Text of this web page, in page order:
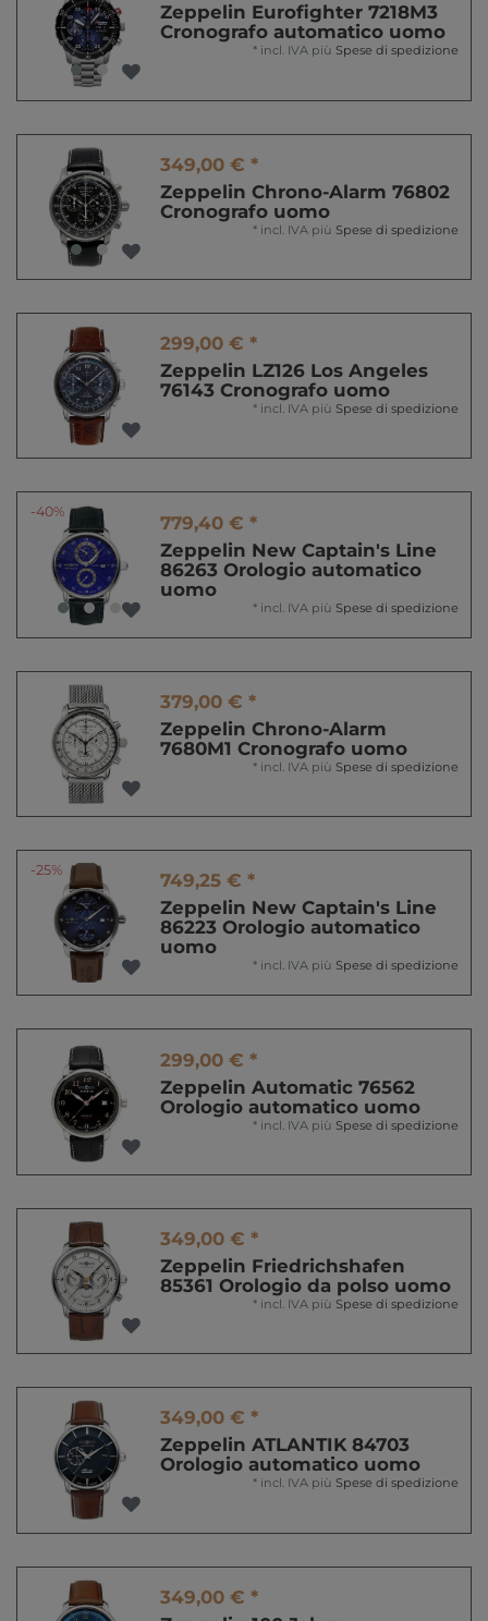
Zeppelin Eurofighter 7218M3
Cronografo automatico uomo
* incl. IVA più Spese di spedizione
349,00 € *
Zeppelin Chrono-Alarm 76802
Cronografo uomo
* incl. IVA più Spese di spedizione
299,00 € *
Zeppelin LZ126 Los Angeles
76143 Cronografo uomo
* incl. IVA più Spese di spedizione
-40%
779,40 € *
Zeppelin New Captain's Line
86263 Orologio automatico
uomo
* incl. IVA più Spese di spedizione
379,00 € *
Zeppelin Chrono-Alarm
7680M1 Cronografo uomo
* incl. IVA più Spese di spedizione
-25%
749,25 € *
Zeppelin New Captain's Line
86223 Orologio automatico
uomo
* incl. IVA più Spese di spedizione
299,00 € *
Zeppelin Automatic 76562
Orologio automatico uomo
* incl. IVA più Spese di spedizione
349,00 € *
Zeppelin Friedrichshafen
85361 Orologio da polso uomo
* incl. IVA più Spese di spedizione
349,00 € *
Zeppelin ATLANTIK 84703
Orologio automatico uomo
* incl. IVA più Spese di spedizione
349,00 € *